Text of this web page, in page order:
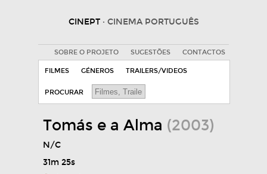
CINEPT · CINEMA PORTUGUÊS
SOBRE O PROJETO SUGESTÕES CONTACTOS
FILMES GÉNEROS TRAILERS/VIDEOS
PROCURAR
Tomás e a Alma (2003)
N/C
31m 25s